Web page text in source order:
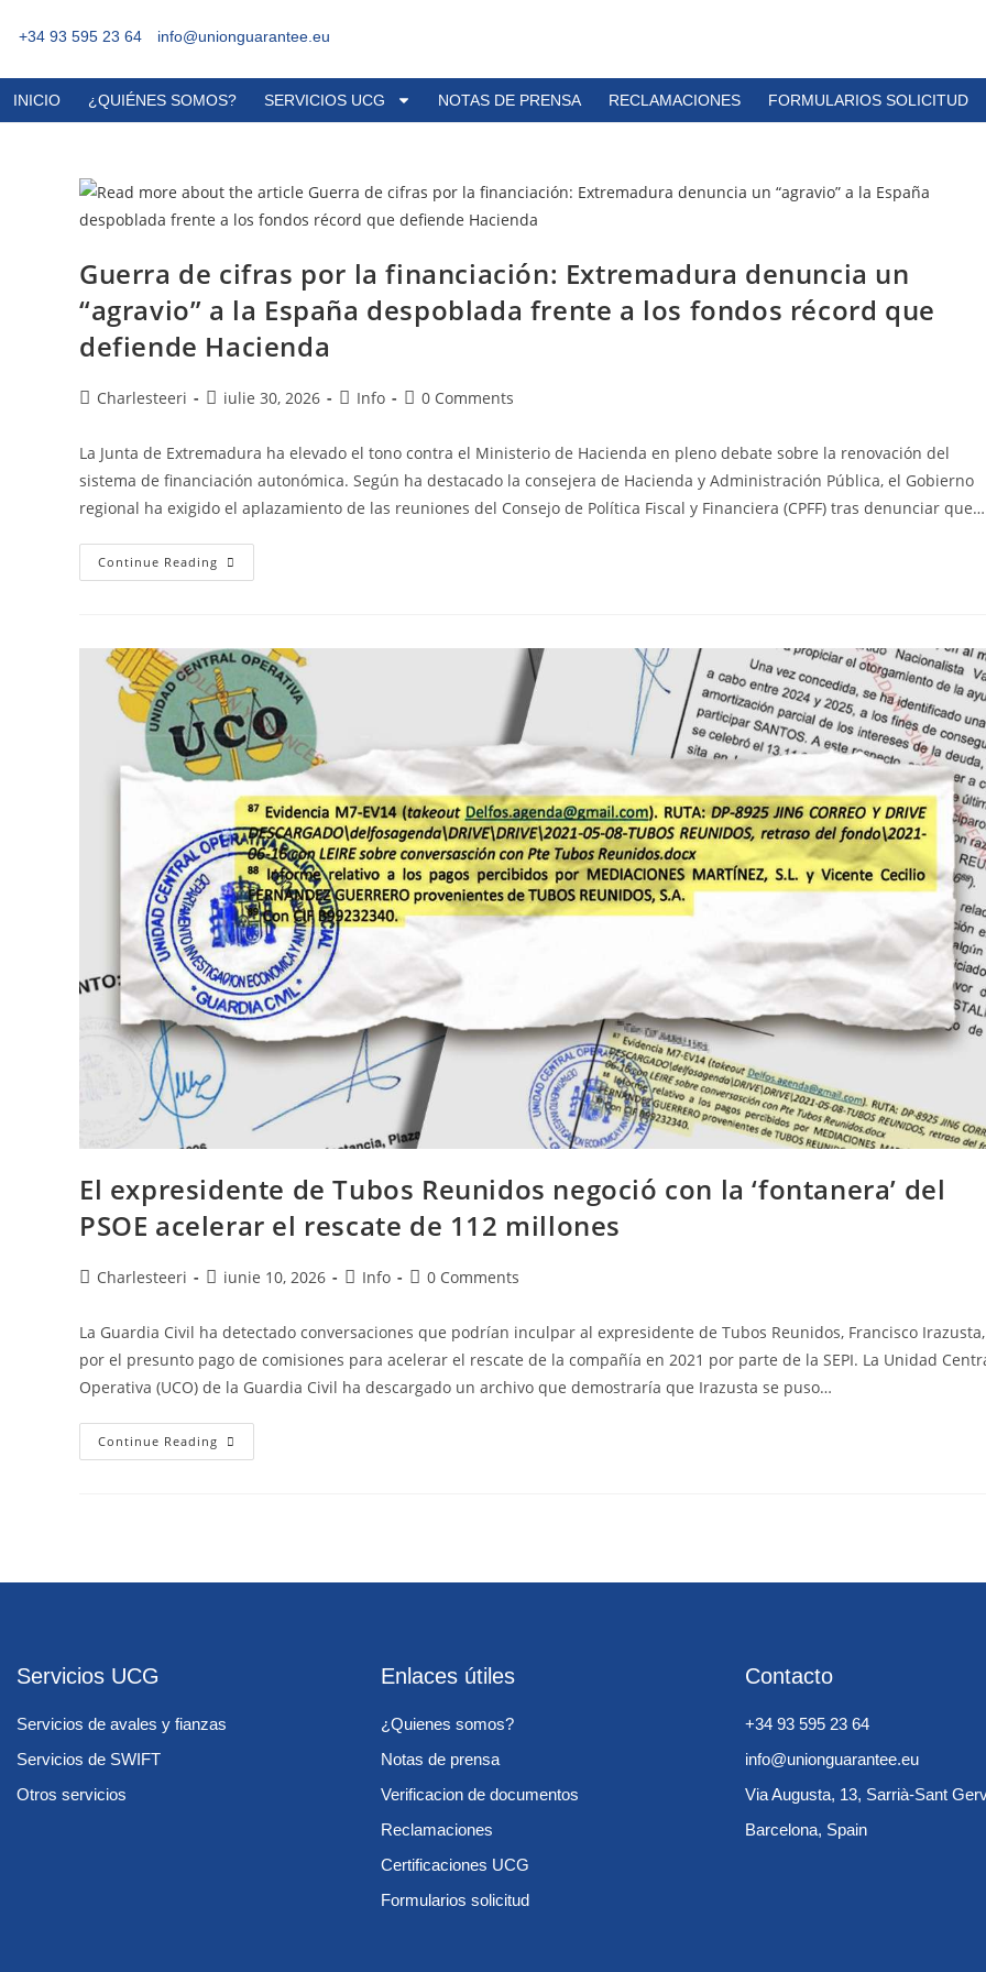
+34 93 595 23 64 info@unionguarantee.eu
INICIO ¿QUIÉNES SOMOS? SERVICIOS UCG NOTAS DE PRENSA RECLAMACIONES FORMULARIOS SOLICITUD
Guerra de cifras por la financiación: Extremadura denuncia un
“agravio” a la España despoblada frente a los fondos récord que
defiende Hacienda
Charlesteeri iulie 30, 2026 Info 0 Comments
La Junta de Extremadura ha elevado el tono contra el Ministerio de Hacienda en pleno debate sobre la renovación del
sistema de financiación autonómica. Según ha destacado la consejera de Hacienda y Administración Pública, el Gobierno
regional ha exigido el aplazamiento de las reuniones del Consejo de Política Fiscal y Financiera (CPFF) tras denunciar que…
Continue Reading
El expresidente de Tubos Reunidos negoció con la ‘fontanera’ del
PSOE acelerar el rescate de 112 millones
Charlesteeri iunie 10, 2026 Info 0 Comments
La Guardia Civil ha detectado conversaciones que podrían inculpar al expresidente de Tubos Reunidos, Francisco Irazusta,
por el presunto pago de comisiones para acelerar el rescate de la compañía en 2021 por parte de la SEPI. La Unidad
Operativa (UCO) de la Guardia Civil ha descargado un archivo que demostraría que Irazusta se puso…
Continue Reading
Servicios UCG
Servicios de avales y fianzas
Servicios de SWIFT
Otros servicios
Enlaces útiles
¿Quienes somos?
Notas de prensa
Verificacion de documentos
Reclamaciones
Certificaciones UCG
Formularios solicitud
Contacto
+34 93 595 23 64
info@unionguarantee.eu
Via Augusta, 13, Sarrià-Sant
Barcelona, Spain